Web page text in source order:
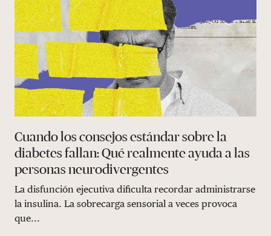
Cuando los consejos estándar sobre la
diabetes fallan: Qué realmente ayuda a las
personas neurodivergentes
La disfunción ejecutiva dificulta recordar administrarse
la insulina. La sobrecarga sensorial a veces provoca
que...